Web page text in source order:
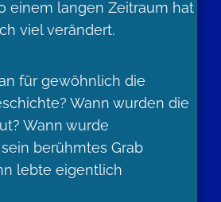
einem langen Zeitraum hat
viel verändert.
für gewöhnlich die
Wann wurden die
Wann wurde
berühmtes Grab
lebte eigentlich